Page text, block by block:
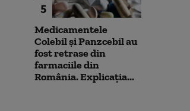
5
Medicamentele
Colebil și Panzcebil au
fost retrase din
farmaciile din
România. Explicația...